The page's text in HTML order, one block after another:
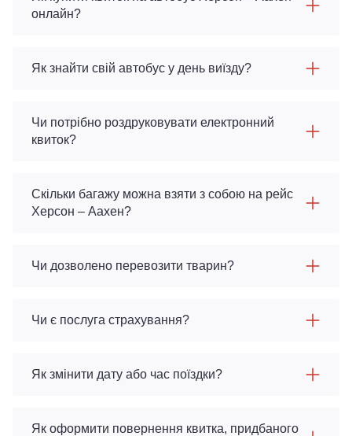
онлайн?
Як знайти свій автобус у день виїзду?
Чи потрібно роздруковувати електронний
квиток?
Скільки багажу можна взяти з собою на рейс
Херсон – Аахен?
Чи дозволено перевозити тварин?
Чи є послуга страхування?
Як змінити дату або час поїздки?
Як оформити повернення квитка, придбаного